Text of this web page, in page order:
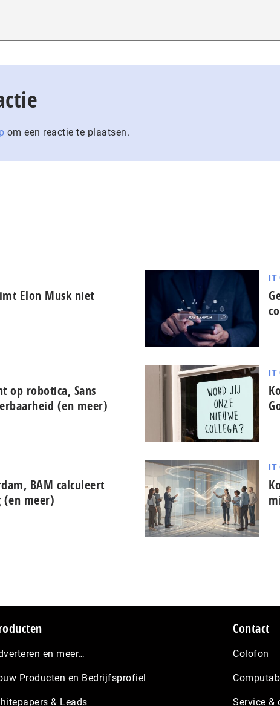
om een reactie te plaatsen.
Elon Musk niet
IT
op robotica, Sans
(en meer)
IT
BAM calculeert
meer)
IT
en meer…
Producten en Bedrijfsprofiel
& Leads
Contact
Colofon
Service &